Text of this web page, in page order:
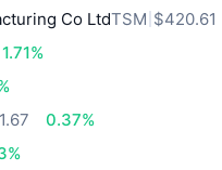
Co LtdTSM $420.61
1.71%
0.37%